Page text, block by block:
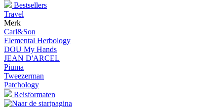
Bestsellers
Travel
Merk
Carl&Son
Elemental Herbology
DOU My Hands
JEAN D'ARCEL
Piuma
Tweezerman
Patchology
Reisformaten